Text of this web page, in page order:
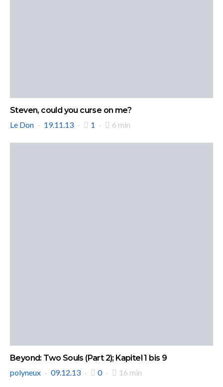
Steven, could you curse on me?
Le Don
19.11.13 1 6 min
Beyond: Two Souls (Part 2); Kapitel 1 bis 9
polyneux
09.12.13 0 16 min